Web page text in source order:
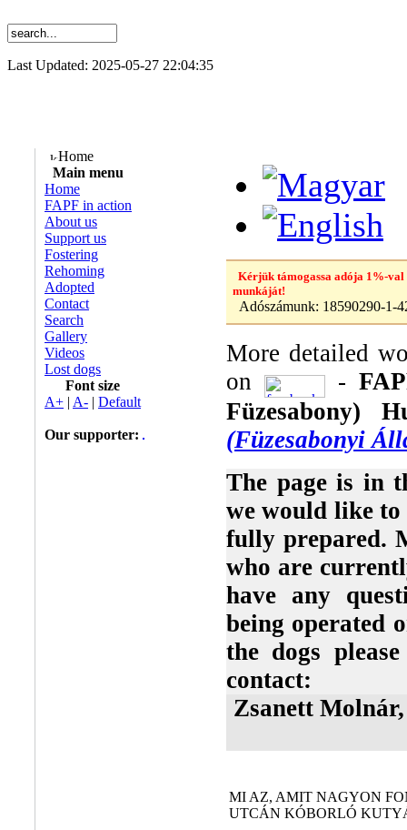
Last Updated: 2025-05-27 22:04:35
Home
Main menu
Home
FAPF in action
About us
Support us
Fostering
Rehoming
Adopted
Contact
Search
Gallery
Videos
Lost dogs
Font size
A+ | A- | Default
Our supporter:
Kérjük támogassa adója 1%-
munkáját!
Adószámunk: 18590290-1-
More detailed
on
-
Füzesabony)
(Füzesabonyi
The page is in
we would like
fully prepared.
who are
have any
being operated
the dogs
contact:
Zsanett
MI AZ, AMIT NAGYON
UTCÁN KÓBORLÓ